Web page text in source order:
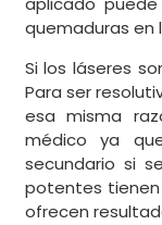
quemaduras en
Si los láseres
Para ser
esa misma
médico ya
secundario si
potentes tienen
ofrecen